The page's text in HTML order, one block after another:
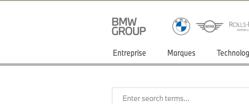
Entreprise Marques
Enter search terms...